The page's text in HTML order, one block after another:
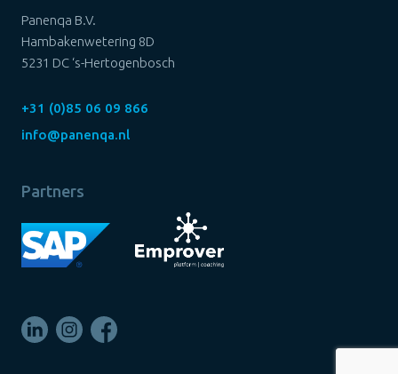
Panenqa B.V.
Hambakenwetering 8D
5231 DC ‘s-Hertogenbosch
+31 (0)85 06 09 866
info@panenqa.nl
Partners